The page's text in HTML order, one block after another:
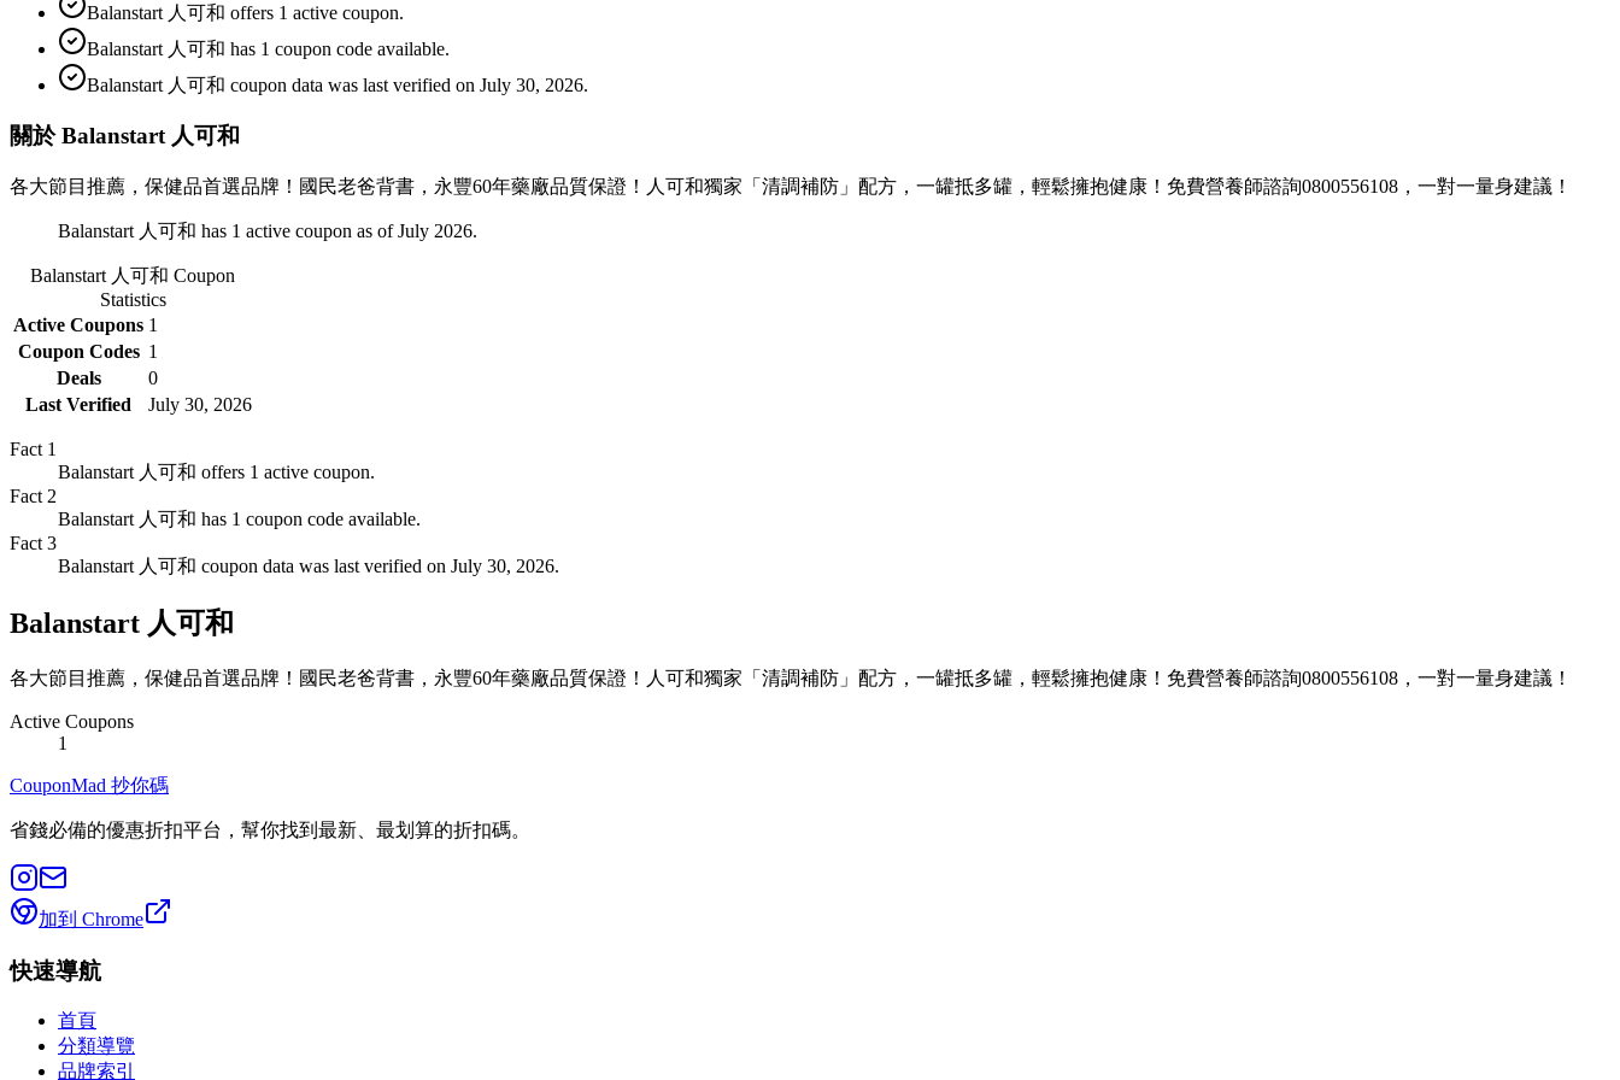
Balanstart 人可和 offers 1 active coupon.
Balanstart 人可和 has 1 coupon code available.
Balanstart 人可和 coupon data was last verified on July 30, 2026.
關於 Balanstart 人可和
各大節目推薦，保健品首選品牌！國民老爸背書，永豐60年藥廠品質保證！人可和獨家「清調補防」配方，一罐抵多罐，輕鬆擁抱健康！免費營養師諮詢0800556108，一對一量身建議！
Balanstart 人可和 has 1 active coupon as of July 2026.
Balanstart 人可和 Coupon
Statistics
Active Coupons 1
Coupon Codes 1
Deals
0
Last Verified
July 30, 2026
Fact 1
Balanstart 人可和 offers 1 active coupon.
Fact 2
Balanstart 人可和 has 1 coupon code available.
Fact 3
Balanstart 人可和 coupon data was last verified on July 30, 2026.
Balanstart 人可和
各大節目推薦，保健品首選品牌！國民老爸背書，永豐60年藥廠品質保證！人可和獨家「清調補防」配方，一罐抵多罐，輕鬆擁抱健康！免費營養師諮詢0800556108，一對一量身建議！
Active Coupons
1
CouponMad 抄你碼
省錢必備的優惠折扣平台，幫你找到最新、最划算的折扣碼。
加到 Chrome
快速導航
首頁
分類導覽
品牌索引